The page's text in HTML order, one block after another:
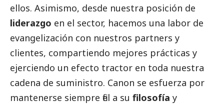
ellos. Asimismo, desde nuestra posición de
liderazgo en el sector, hacemos una labor de
evangelización con nuestros partners y
clientes, compartiendo mejores prácticas y
ejerciendo un efecto tractor en toda nuestra
cadena de suministro. Canon se esfuerza por
mantenerse siempre fiel a su filosofía y